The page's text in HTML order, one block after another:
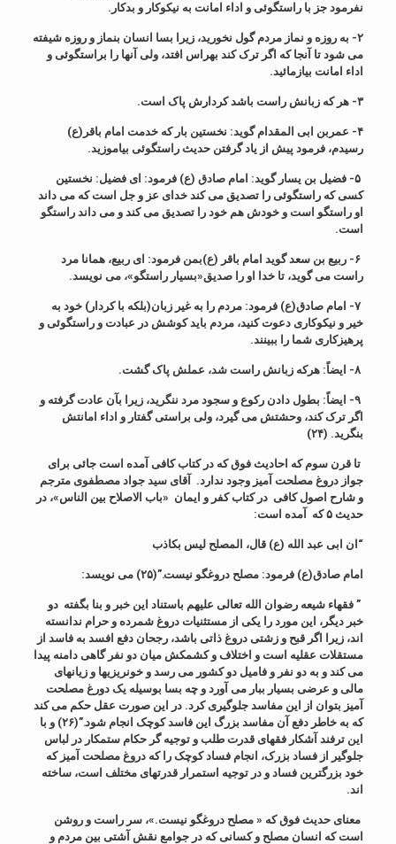
نفرمود جز با راستگوئی و اداء امانت به نیکوکار و بدکار.
۲- به روزه و نماز مردم گول نخورید، زیرا بسا انسان بنماز و روزه شیفته
می شود تا آنجا که اگر ترک کند بهراس افتد، ولی آنها را براستگوئی و
اداء امانت بیازمائید.
۳- هر که زبانش راست باشد کردارش پاک است.
۴- عمربن ابی المقدام گوید: نخستین بار که خدمت امام باقر(ع)
رسیدم، فرمود پیش از یاد گرفتن حدیث راستگوئی بیاموزید.
۵- فضیل بن یسار گوید: امام صادق (ع) فرمود: ای فضیل: نخستین
کسی که راستگوئی را تصدیق می کند خدای عز و جل است که می داند
او راستگو است و خودش هم خود را تصدیق می کند و می داند راستگو
است.
۶- ربیع بن سعد گوید امام باقر (ع)بمن فرمود: ای ربیع، همانا مرد
راست می گوید، تا خدا او را صدیق«بسیار راستگو»، می نویسد.
۷- امام صادق(ع) فرمود: مردم را به غیر زبان(بلکه با کردار) خود به
خیر و نیکوکاری دعوت کنید، مردم باید کوشش در عبادت و راستگوئی و
پرهیزکاری شما را ببینند.
۹- ایضاً: بطول دادن رکوع و سجود مرد ننگرید، زیرا بآن عادت گرفته و
اگر ترک کند، وحشتش می گیرد، ولی براستی گفتار و اداء امانتش
بنگرید. (۲۴)
تا قرن سوم که احادیث فوق که در کتاب کافی آمده است جائی برای
جواز دروغ مصلحت آمیز وجود ندارد. آقای سید جواد مصطفوی مترجم
و شارح اصول کافی در کتاب کفر و ایمان «باب الاصلاح بین الناس»، در
حدیث ۵ که آمده است:
“ان ابی عبد الله (ع) قال، المصلح لیس بکاذب
امام صادق(ع) فرمود: مصلح دروغگو نیست.”(۲۵) می نویسد:
” فقهاء شیعه رضوان الله تعالی علیهم باستناد این خبر و بنا بگفته دو
خبر دیگر، این مورد را یکی از مستثنیات دروغ شمرده و حرام ندانسته
اند، زیرا اگر قبح و زشتی دروغ ذاتی باشد، رجحان دفع افسد به فاسد از
مستقلات عقلیه است و اختلاف و کشمکش میان دو نفر گاهی دامنه پیدا
می کند و به دو نفر و فامیل دو کشور می رسد و خونریزیها و زیانهای
مالی و عرضی بسیار ببار می آورد و چه بسا بوسیله یک دورغ مصلحت
آمیز بتوان از این مفاسد جلوگیری کرد. در این صورت عقل حکم می کند
که به خاطر دفع آن مفاسد بزرگ این فاسد کوچک انجام شود.”(۲۶) و با
این ترفند آشکار فقهای قدرت طلب و توجیه گر حکام ستمکار در لباس
جلوگیر از فساد بزرک، انجام فساد کوچک را که دروغ مصلحت آمیز که
خود بزرگترین فساد و در توجیه استمرار قدرتهای مختلف است، ساخته
اند.
معنای حدیث فوق که « مصلح دروغگو نیست.»، سر راست و روشن
است که انسان مصلح و کسانی که در جوامع نقش آشتی بین مردم و